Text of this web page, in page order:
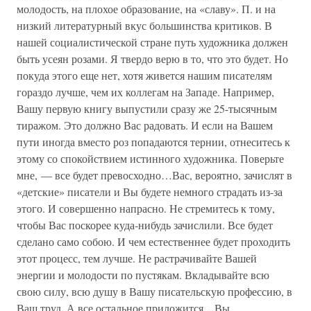
молодость, на плохое образование, на «славу». П. и на
низкий литературный вкус большинства критиков. В
нашей социалистической стране путь художника должен
быть усеян розами. Я твердо верю в то, что это будет. Но
покуда этого еще нет, хотя живется нашим писателям
гораздо лучше, чем их коллегам на Западе. Например,
Вашу первую книгу выпустили сразу же 25-тысячным
тиражом. Это должно Вас радовать. И если на Вашем
пути иногда вместо роз попадаются тернии, отнеситесь к
этому со спокойствием истинного художника. Поверьте
мне, — все будет превосходно…Вас, вероятно, зачислят в
«детские» писатели и Вы будете немного страдать из-за
этого. И совершенно напрасно. Не стремитесь к тому,
чтобы Вас поскорее куда-нибудь зачислили. Все будет
сделано само собою. И чем естественнее будет проходить
этот процесс, тем лучше. Не растрачивайте Вашей
энергии и молодости по пустякам. Вкладывайте всю
свою силу, всю душу в Вашу писательскую профессию, в
Ваш труд. А все остальное приложится…Вы